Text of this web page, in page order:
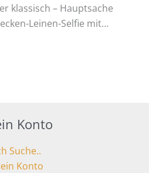
klassisch – Hauptsache
Leinen-Selfie mit…
Konto
Suche..
Konto